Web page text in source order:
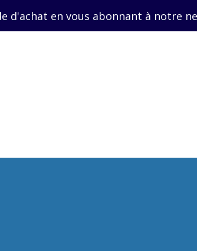
28 68 80 contact@lg-
d'achat en vous abonnant à notre